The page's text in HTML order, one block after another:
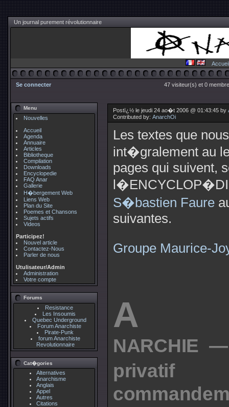
Un journal purement révolutionnaire
Accueil
Se connecter 47 visiteur(s) et 0
Menu
Nouvelles
Accueil
Agenda
Annuaire
Articles
Bibliotheque
Compilation
Downloads
Encyclopedie
FAQ Anar
Gallerie
H�bergement Web
Liens Web
Plan du Site
Poemes et Chansons
Sujets actifs
Videos
Participez!
Nouvel article
Contactez-Nous
Parler de nous
Utulisateur/Admin
Administration
Votre compte
Forums
Resistance
Les Insoumis
Quebec Underground
Forum Anarchiste
Pirate-Punk
forum Anarchiste
Revolutionnaire
Cat�gories
Alternatives
Anarchisme
Anglais
Appel
Autres
Citations
Postï¿½ le jeudi 24 ao�t 2006 @ 01:43:45 by
Contributed by: AnarchOi
Les textes que
int�gralement au
pages qui suivent,
S�bastien Faure
suivantes.
Groupe Maurice-
A
NARCHIE ―